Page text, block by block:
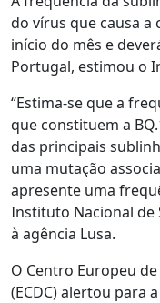
do vírus que causa a
início do mês e
Portugal, estimou o
“Estima-se que a
que constituem a
das principais
uma mutação
apresente uma
Instituto Nacional de
à agência Lusa.
O Centro Europeu
(ECDC) alertou para